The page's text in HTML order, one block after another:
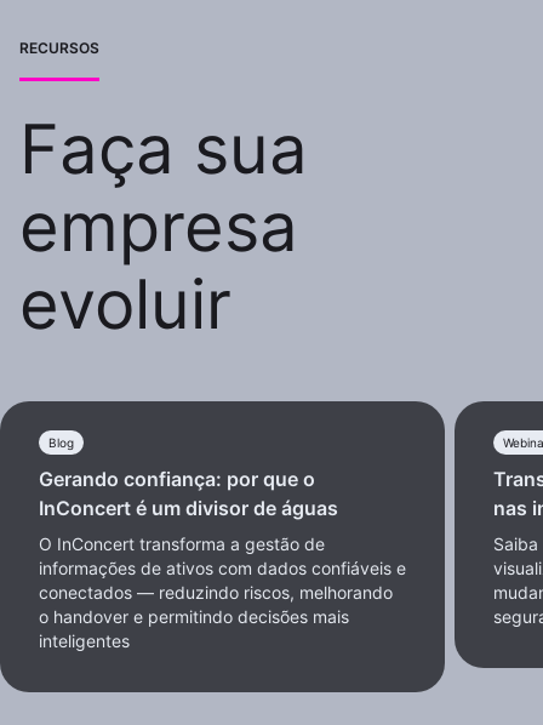
RECURSOS
Faça sua
empresa
evoluir
Blog
Gerando confiança: por que o
InConcert é um divisor de águas
O InConcert transforma a gestão de
informações de ativos com dados confiáveis e
conectados — reduzindo riscos, melhorando
o handover e permitindo decisões mais
inteligentes
nas